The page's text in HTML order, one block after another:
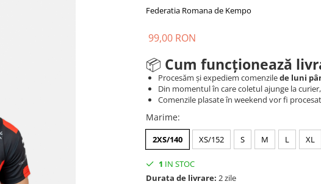
Federatia Romana de Kempo
99,00 RON
📦 Cum funcționează
Procesăm și expediem comenzilede luni
Din momentul în care coletul ajunge la curier,
Comenzile plasate în weekend vor fi
Marime:
2XS/140 XS/152 S M L XL
1 IN STOC
Durata de livrare: 2 zile